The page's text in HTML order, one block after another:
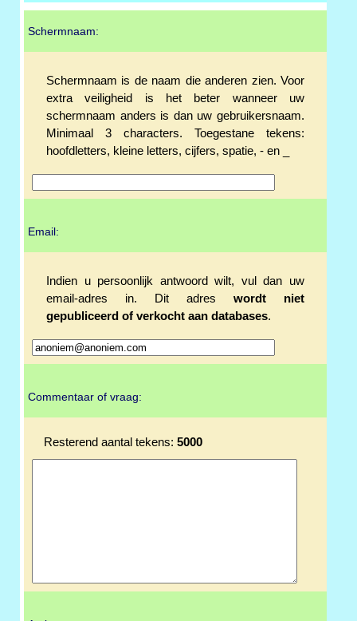
Schermnaam:
Schermnaam is de naam die anderen zien. Voor
extra veiligheid is het beter wanneer uw
schermnaam anders is dan uw gebruikersnaam.
Minimaal 3 characters. Toegestane tekens:
hoofdletters, kleine letters, cijfers, spatie, - en _
Email:
Indien u persoonlijk antwoord wilt, vul dan uw
email-adres in. Dit adres wordt niet
gepubliceerd of verkocht aan databases.
Commentaar of vraag:
Resterend aantal tekens: 5000